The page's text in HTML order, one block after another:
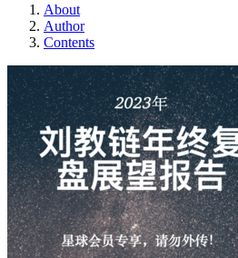
About
Author
Contents